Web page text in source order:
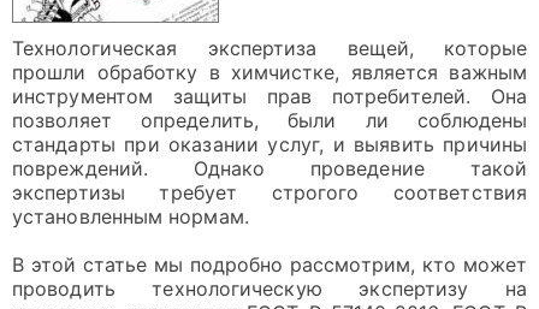
Технологическая экспертиза вещей, которые
прошли обработку в химчистке, является важным
инструментом защиты прав потребителей. Она
позволяет определить, были ли соблюдены
стандарты при оказании услуг, и выявить причины
повреждений. Однако проведение такой
экспертизы требует строгого соответствия
установленным нормам.
В этой статье мы подробно рассмотрим, кто может
проводить технологическую экспертизу на